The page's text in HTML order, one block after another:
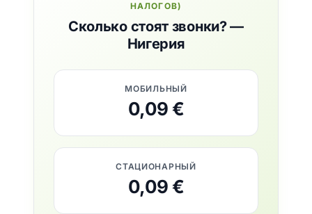
НАЛОГОВ)
Сколько стоят звонки? —
Нигерия
МОБИЛЬНЫЙ
0,09 €
СТАЦИОНАРНЫЙ
0,09 €